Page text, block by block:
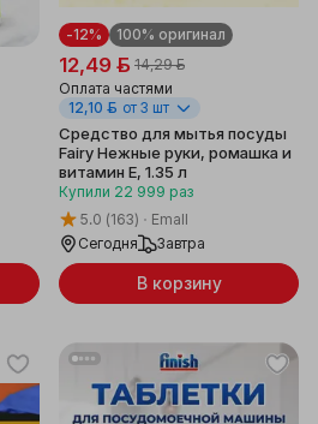
100% оригинал
-12%
12,49 ƃ 14,29 ƃ
Оплата частями
12,10 ƃ от 3 шт
Средство для мытья посуды
Fairy Нежные руки, ромашка и
витамин E, 1.35 л
Купили 22 999 раз
5.0 (163)
Emall
Сегодня
Завтра
В корзину